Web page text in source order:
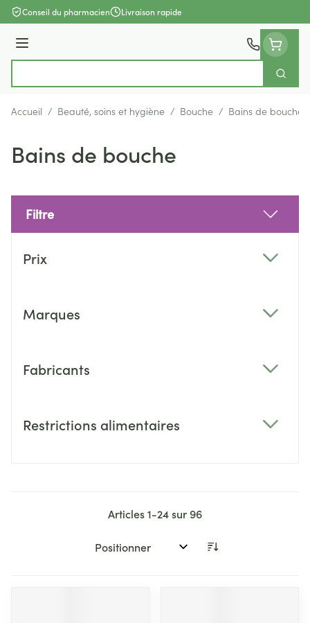
Aller au contenu
Conseil du pharmacien Livraison rapide
Menu
Accueil / Beauté, soins et hygiène / Bouche / Bains de bouche
Bains de bouche
Filtre
Prix
Marques
Fabricants
Restrictions alimentaires
Articles1-24sur96
Trier par: